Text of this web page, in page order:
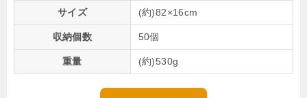
サイズ (約)82×16cm
収納個数 50個
重量 (約)530g